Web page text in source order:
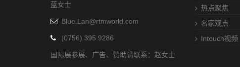
蓝女士
Blue.Lan@rtmworld.com
(0756) 395 9286
国际展参展、广告、赞助请联系：赵女士
热点聚焦
名家观点
Intouch视频